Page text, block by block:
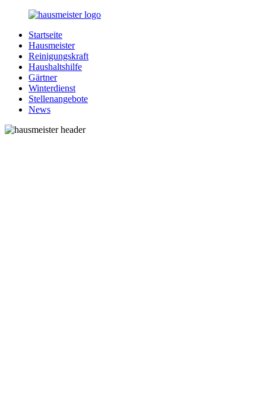
Zurück
Inhalt
Hausmeister.de
Alles
rund
Ihren
Haushalt
Startseite
Hausmeister
Reinigungskraft
Haushaltshilfe
Gärtner
Winterdienst
Stellenangebote
News